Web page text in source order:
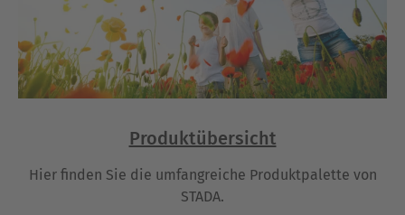
Produktübersicht
Hier finden Sie die umfangreiche Produktpalette von
STADA.